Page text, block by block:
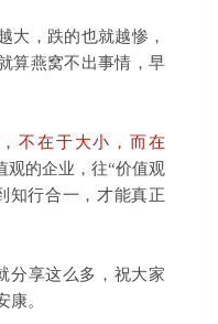
大，跌的也就越惨，
算燕窝不出事情，早
不在于大小，而在
观的企业，往“价值观
知行合一，才能真正
分享这么多，祝大家
康。